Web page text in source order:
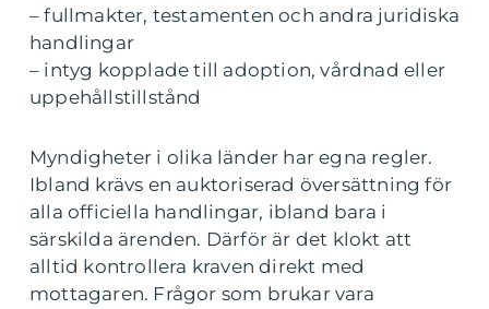
– fullmakter, testamenten och andra juridiska
handlingar
– intyg kopplade till adoption, vårdnad eller
uppehållstillstånd
Myndigheter i olika länder har egna regler.
Ibland krävs en auktoriserad översättning för
alla officiella handlingar, ibland bara i
särskilda ärenden. Därför är det klokt att
alltid kontrollera kraven direkt med
mottagaren. Frågor som brukar vara